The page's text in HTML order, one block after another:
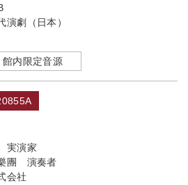
演劇（日本）
館内限定音源
実演家
團 演奏者
会社